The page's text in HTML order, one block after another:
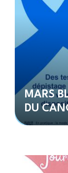
MARS
DU